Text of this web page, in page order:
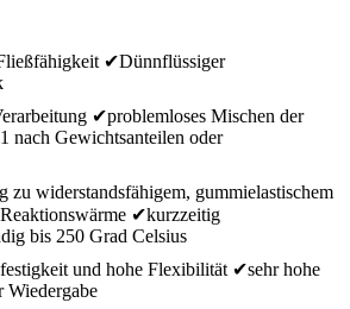
✔Dünnflüssiger
✔problemloses Mischen der
nach Gewichtsanteilen oder
zu widerstandsfähigem, gummielastischem
✔kurzzeitig
bis 250 Grad Celsius
und hohe Flexibilität ✔sehr hohe
Wiedergabe